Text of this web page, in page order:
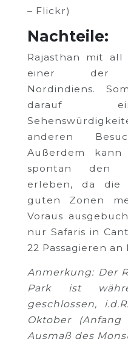
– Flickr)
Nachteile:
Rajasthan mit
einer der
Nordindiens.
darauf
anderen
Außerdem
spontan den
erleben, da die
guten Zonen
Voraus
nur Safaris in
22 Passagieren an
Anmerkung: Der
Park ist
geschlossen,
Oktober
Ausmaß des